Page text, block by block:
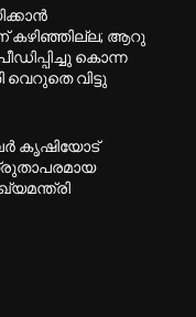
കഴിഞ്ഞില്ല; ആറു
കൊന്ന
വെറുതെ വിട്ടു
കൃഷിയോട്